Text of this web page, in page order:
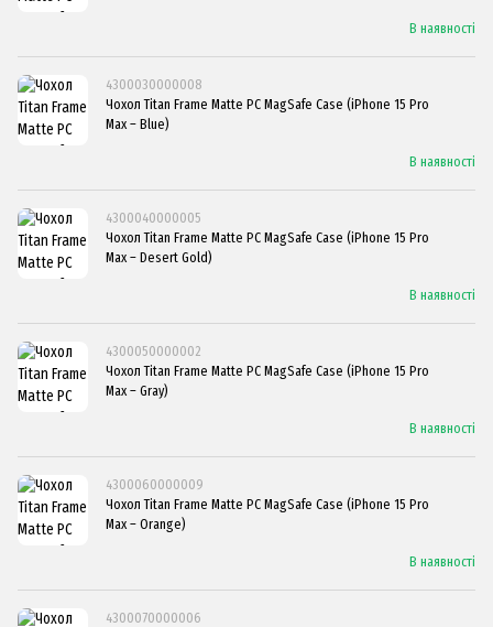
В наявності
4300030000008
Чохол Titan Frame Matte PC MagSafe Case (iPhone 15 Pro
Max – Blue)
В наявності
4300040000005
Чохол Titan Frame Matte PC MagSafe Case (iPhone 15 Pro
Max – Desert Gold)
В наявності
4300050000002
Чохол Titan Frame Matte PC MagSafe Case (iPhone 15 Pro
Max – Gray)
В наявності
4300060000009
Чохол Titan Frame Matte PC MagSafe Case (iPhone 15 Pro
Max – Orange)
В наявності
4300070000006